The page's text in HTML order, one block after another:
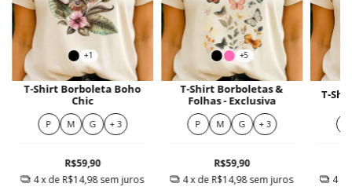
+1
T-Shirt Borboleta Boho
Chic
P M G + 3
R$59,90
4x de R$14,98 sem juros
+5
T-Shirt Borboletas &
Folhas - Exclusiva
P M G + 3
R$59,90
4x de R$14,98sem juros
T-
4